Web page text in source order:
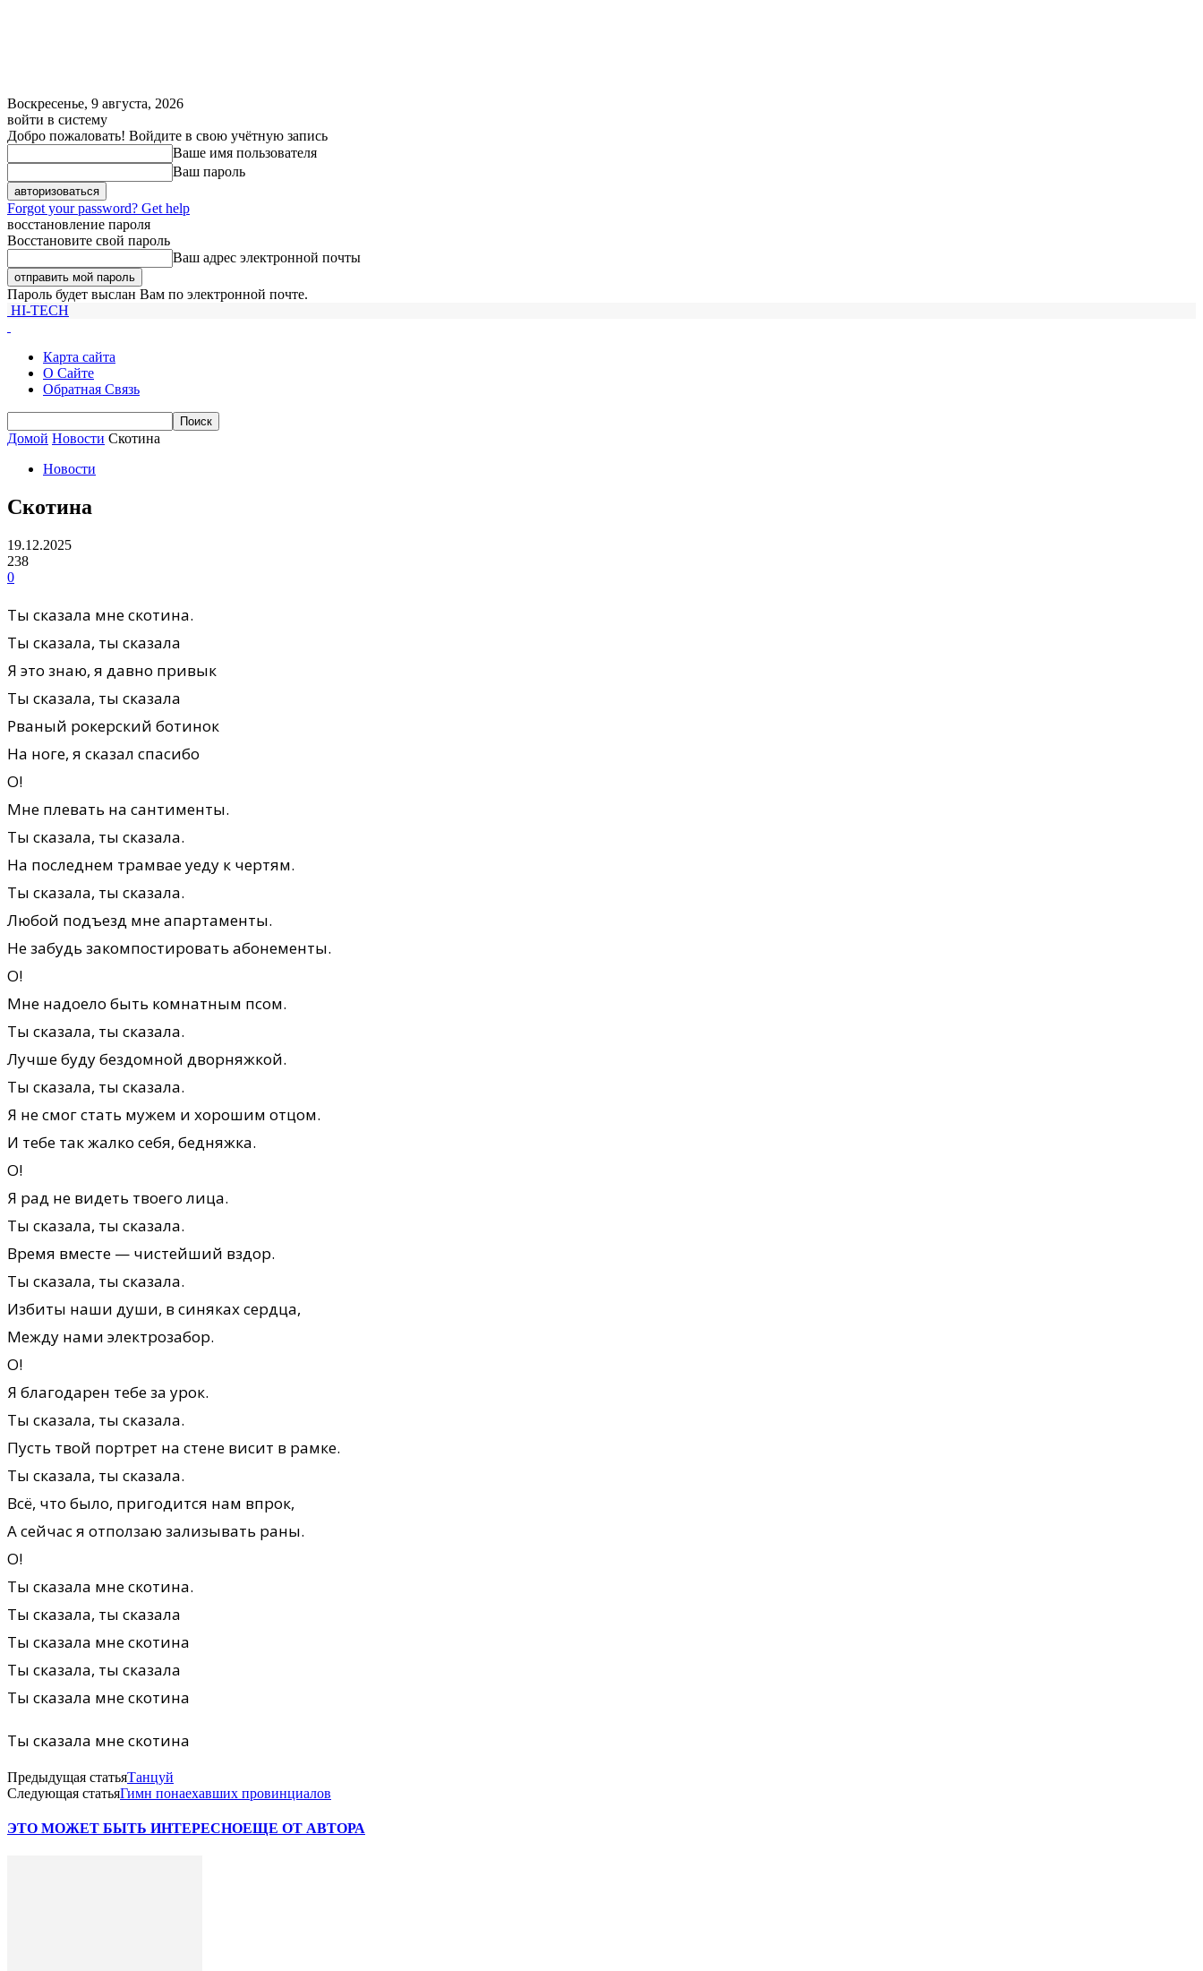
Воскресенье, 9 августа, 2026
войти в систему
Добро пожаловать! Войдите в свою учётную запись
Ваше имя пользователя
Ваш пароль
Forgot your password? Get help
восстановление пароля
Восстановите свой пароль
Ваш адрес электронной почты
Пароль будет выслан Вам по электронной почте.
HI-TECH
Карта сайта
О Сайте
Обратная Связь
Домой Новости Скотина
Новости
Скотина
19.12.2025
238
0
Ты сказала мне скотина.
Ты сказала, ты сказала
Я это знаю, я давно привык
Ты сказала, ты сказала
Рваный рокерский ботинок
На ноге, я сказал спасибо
О!
Мне плевать на сантименты.
Ты сказала, ты сказала.
На последнем трамвае уеду к чертям.
Ты сказала, ты сказала.
Любой подъезд мне апартаменты.
Не забудь закомпостировать абонементы.
О!
Мне надоело быть комнатным псом.
Ты сказала, ты сказала.
Лучше буду бездомной дворняжкой.
Ты сказала, ты сказала.
Я не смог стать мужем и хорошим отцом.
И тебе так жалко себя, бедняжка.
О!
Я рад не видеть твоего лица.
Ты сказала, ты сказала.
Время вместе — чистейший вздор.
Ты сказала, ты сказала.
Избиты наши души, в синяках сердца,
Между нами электрозабор.
О!
Я благодарен тебе за урок.
Ты сказала, ты сказала.
Пусть твой портрет на стене висит в рамке.
Ты сказала, ты сказала.
Всё, что было, пригодится нам впрок,
А сейчас я отползаю зализывать раны.
О!
Ты сказала мне скотина.
Ты сказала, ты сказала
Ты сказала мне скотина
Ты сказала, ты сказала
Ты сказала мне скотина
Ты сказала мне скотина
Предыдущая статьяТанцуй
Следующая статьяГимн понаехавших провинциалов
ЭТО МОЖЕТ БЫТЬ ИНТЕРЕСНОЕЩЕ ОТ АВТОРА